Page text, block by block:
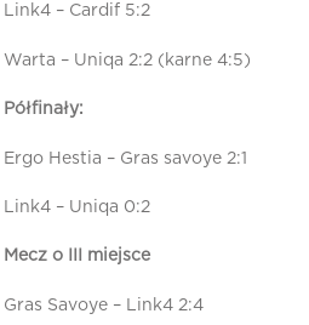
Link4 – Cardif 5:2
Warta – Uniqa 2:2 (karne 4:5)
Półfinały:
Ergo Hestia – Gras savoye 2:1
Link4 – Uniqa 0:2
Mecz o III miejsce
Gras Savoye – Link4 2:4